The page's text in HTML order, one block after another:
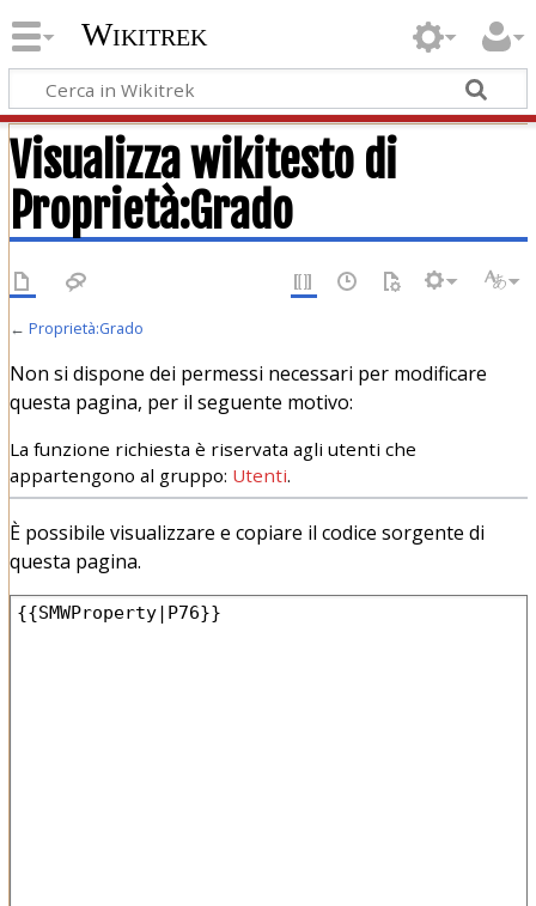
Wikitrek
Visualizza wikitesto di
Proprietà:Grado
← Proprietà:Grado
Non si dispone dei permessi necessari per modificare
questa pagina, per il seguente motivo:
La funzione richiesta è riservata agli utenti che
appartengono al gruppo: Utenti.
È possibile visualizzare e copiare il codice sorgente di
questa pagina.